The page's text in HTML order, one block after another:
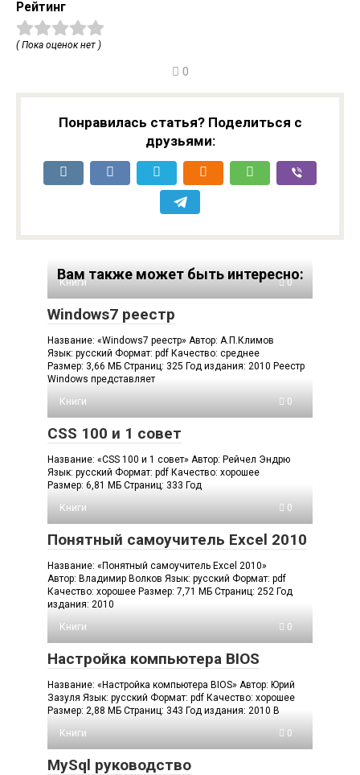
Рейтинг
( Пока оценок нет )
0
Понравилась статья? Поделиться с
друзьями:
Вам также может быть интересно:
Книги 0
Windows7 реестр
Название: «Windows7 реестр» Автор: А.П.Климов
Язык: русский Формат: pdf Качество: среднее
Размер: 3,66 МБ Страниц: 325 Год издания: 2010 Реестр
Windows представляет
Книги
0
CSS 100 и 1 совет
Название: «CSS 100 и 1 совет» Автор: Рейчел Эндрю
Язык: русский Формат: pdf Качество: хорошее
Размер: 6,81 МБ Страниц: 333 Год
Книги
0
Понятный самоучитель Excel 2010
Название: «Понятный самоучитель Excel 2010»
Автор: Владимир Волков Язык: русский Формат: pdf
Качество: хорошее Размер: 7,71 МБ Страниц: 252 Год
издания: 2010
Книги
0
Настройка компьютера BIOS
Название: «Настройка компьютера BIOS» Автор: Юрий
Зазуля Язык: русский Формат: pdf Качество: хорошее
Размер: 2,88 МБ Страниц: 343 Год издания: 2010 В
Книги
0
MySql руководство